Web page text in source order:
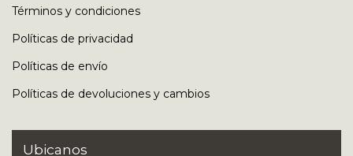
Términos y condiciones
Políticas de privacidad
Políticas de envío
Políticas de devoluciones y cambios
Ubicanos